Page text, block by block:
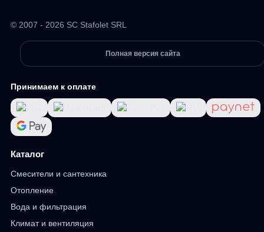
© 2007 - 2026 SC Stafolet SRL
Полная версия сайта
Принимаем к оплате
Каталог
Смесители и сантехника
Отопление
Вода и фильтрация
Климат и вентиляция